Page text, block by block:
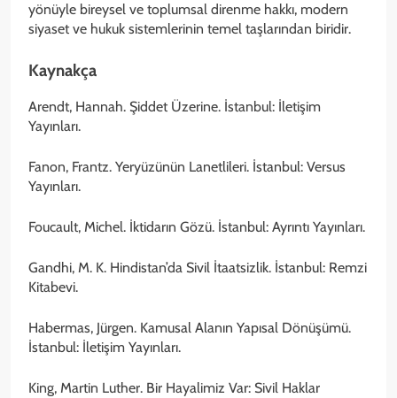
yönüyle bireysel ve toplumsal direnme hakkı, modern
siyaset ve hukuk sistemlerinin temel taşlarından biridir.
Kaynakça
Arendt, Hannah. Şiddet Üzerine. İstanbul: İletişim
Yayınları.
Fanon, Frantz. Yeryüzünün Lanetlileri. İstanbul: Versus
Yayınları.
Foucault, Michel. İktidarın Gözü. İstanbul: Ayrıntı Yayınları.
Gandhi, M. K. Hindistan’da Sivil İtaatsizlik. İstanbul: Remzi
Kitabevi.
Habermas, Jürgen. Kamusal Alanın Yapısal Dönüşümü.
İstanbul: İletişim Yayınları.
King, Martin Luther. Bir Hayalimiz Var: Sivil Haklar